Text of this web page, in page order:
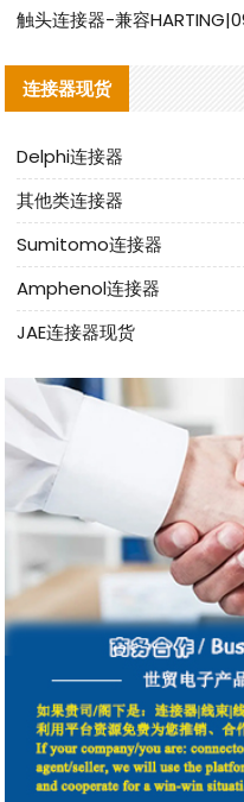
连接器现货
Delphi连接器
其他类连接器
Sumitomo连接器
Amphenol连接器
JAE连接器现货